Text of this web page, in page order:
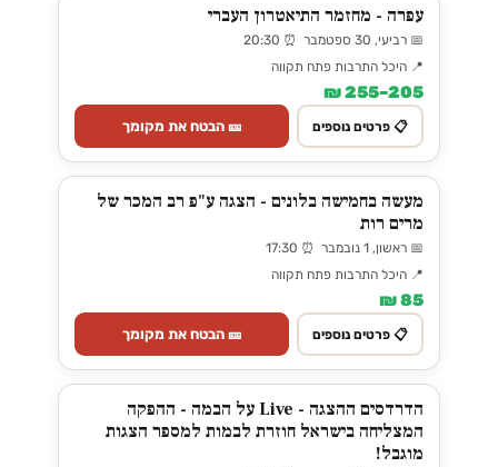
עפרה - מחזמר התיאטרון העברי
📅 רביעי, 30 ספטמבר ⏰ 20:30
📍 היכל התרבות פתח תקווה
205–255 ₪
📋 פרטים נוספים 🎫 הבטח את מקומך
מעשה בחמישה בלונים - הצגה ע"פ רב המכר של
מרים רות
📅 ראשון, 1 נובמבר ⏰ 17:30
📍 היכל התרבות פתח תקווה
85 ₪
📋 פרטים נוספים 🎫 הבטח את מקומך
הדרדסים ההצגה - Live על הבמה - ההפקה
המצליחה בישראל חוזרת לבמות למספר הצגות
מוגבל!